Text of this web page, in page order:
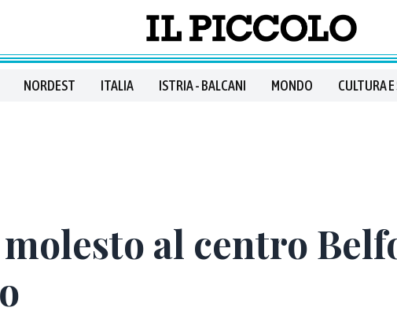
NORDEST ITALIA ISTRIA - BALCANI MONDO CULTURA
al centro